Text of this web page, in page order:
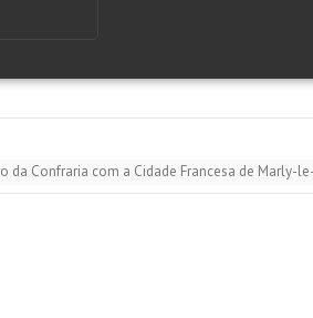
da Confraria com a Cidade Francesa de Marly-